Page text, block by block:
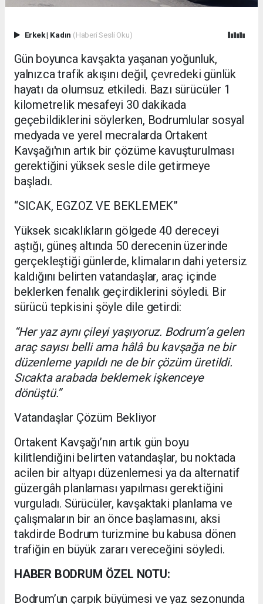
Erkek| Kadın (Haberi Sesli Oku)
Gün boyunca kavşakta yaşanan yoğunluk,
yalnızca trafik akışını değil, çevredeki günlük
hayatı da olumsuz etkiledi. Bazı sürücüler 1
kilometrelik mesafeyi 30 dakikada
geçebildiklerini söylerken, Bodrumlular sosyal
medyada ve yerel mecralarda Ortakent
Kavşağı'nın artık bir çözüme kavuşturulması
gerektiğini yüksek sesle dile getirmeye
başladı.
“SICAK, EGZOZ VE BEKLEMEK”
Yüksek sıcaklıkların gölgede 40 dereceyi
aştığı, güneş altında 50 derecenin üzerinde
gerçekleştiği günlerde, klimaların dahi yetersiz
kaldığını belirten vatandaşlar, araç içinde
beklerken fenalık geçirdiklerini söyledi. Bir
sürücü tepkisini şöyle dile getirdi:
“Her yaz aynı çileyi yaşıyoruz. Bodrum’a gelen
araç sayısı belli ama hâlâ bu kavşağa ne bir
düzenleme yapıldı ne de bir çözüm üretildi.
Sıcakta arabada beklemek işkenceye
dönüştü.”
Vatandaşlar Çözüm Bekliyor
Ortakent Kavşağı’nın artık gün boyu
kilitlendiğini belirten vatandaşlar, bu noktada
acilen bir altyapı düzenlemesi ya da alternatif
güzergâh planlaması yapılması gerektiğini
vurguladı. Sürücüler, kavşaktaki planlama ve
çalışmaların bir an önce başlamasını, aksi
takdirde Bodrum turizmine bu kabusa dönen
trafiğin en büyük zararı vereceğini söyledi.
HABER BODRUM ÖZEL NOTU:
Bodrum’un çarpık büyümesi ve yaz sezonunda